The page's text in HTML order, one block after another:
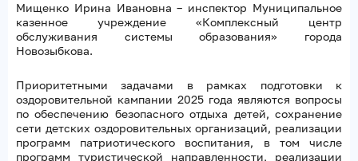
Мищенко Ирина Ивановна – инспектор Муниципальное
казенное учреждение «Комплексный центр
обслуживания системы образования» города
Новозыбкова.
Приоритетными задачами в рамках подготовки к
оздоровительной кампании 2025 года являются вопросы
по обеспечению безопасного отдыха детей, сохранение
сети детских оздоровительных организаций, реализации
программ патриотического воспитания, в том числе
программ туристической направленности, реализации